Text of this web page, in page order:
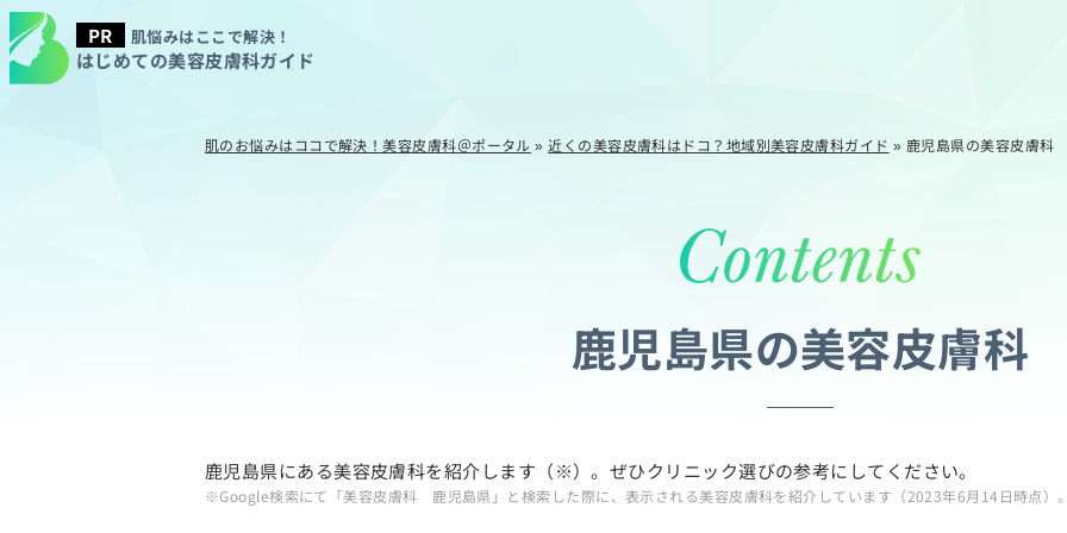
肌悩みはここで解決！
はじめての美容皮膚科ガイド
肌のお悩みはココで解決！美容皮膚科＠ポータル »近くの美容皮膚科はドコ？地域別美容皮膚科ガイド » 鹿児島県の美容皮膚科
鹿児島県の美容皮膚科
鹿児島県にある美容皮膚科を紹介します（※）。ぜひクリニック選びの参考にしてください。
※Google検索にて「美容皮膚科 鹿児島県」と検索した際に、表示される美容皮膚科を紹介しています（2023年6月14日時点）